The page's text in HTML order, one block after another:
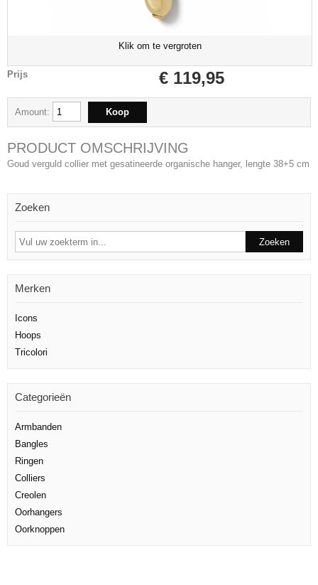
Klik om te vergroten
Prijs € 119,95
Amount:
PRODUCT OMSCHRIJVING
Goud verguld collier met gesatineerde organische hanger, lengte 38+5 cm
Zoeken
Merken
Icons
Hoops
Tricolori
Categorieën
Armbanden
Bangles
Ringen
Colliers
Creolen
Oorhangers
Oorknoppen